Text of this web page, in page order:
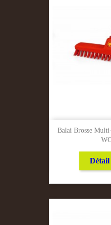
Balai Brosse